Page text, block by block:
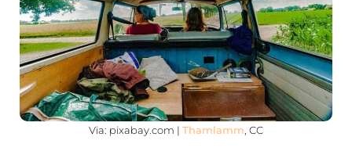
Via: pixabay.com | Thamlamm , CC